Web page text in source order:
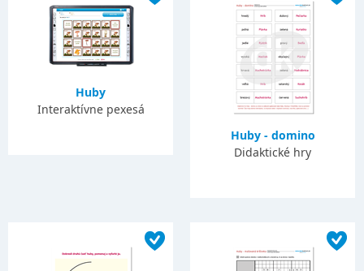
Huby
Interaktívne pexesá
Huby - domino
Didaktické hry